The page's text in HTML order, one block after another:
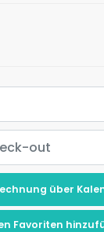
über
Favoriten